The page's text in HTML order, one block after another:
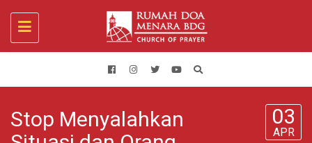
Toggle
navigation
Stop Menyalahkan
03
APR